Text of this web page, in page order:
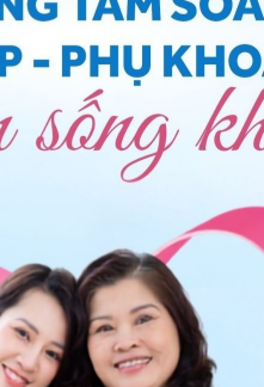
GÓI DỊCH VỤ hoặc đặt